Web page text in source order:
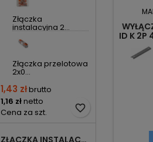
Złączka
instalacyjna 2...
Złączka przelotowa
2x0...
1,43 złbrutto
1,16 złnetto
Cena za szt.
favorite_border
ZŁĄCZKA INSTALACYJNA 3X UNIWERSALNA COMPACT 221-413 WAGO
ID K 2P